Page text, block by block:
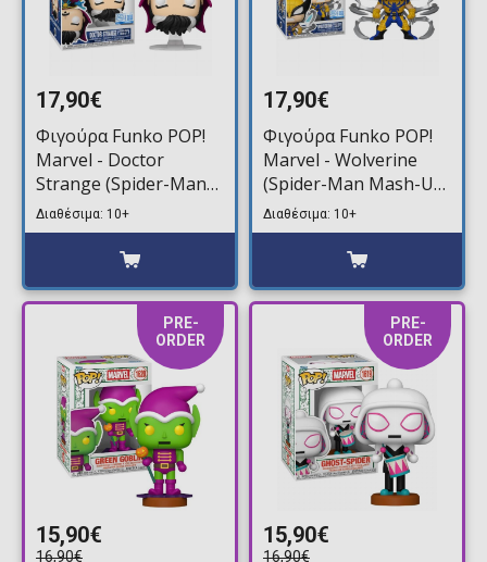
17,90€
Φιγούρα Funko POP!
Marvel - Doctor
Strange (Spider-Man
Mash-Up) #1604
(Exclusive)
Διαθέσιμα: 10+
17,90€
Φιγούρα Funko POP!
Marvel - Wolverine
(Spider-Man Mash-Up)
#1607 (Exclusive)
Διαθέσιμα: 10+
PRE-
ORDER
15,90€
16,90€
PRE-
ORDER
15,90€
16,90€